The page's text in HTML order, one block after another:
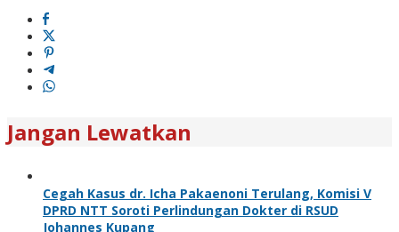
Jangan Lewatkan
Cegah Kasus dr. Icha Pakaenoni Terulang, Komisi V
DPRD NTT Soroti Perlindungan Dokter di RSUD
Johannes Kupang